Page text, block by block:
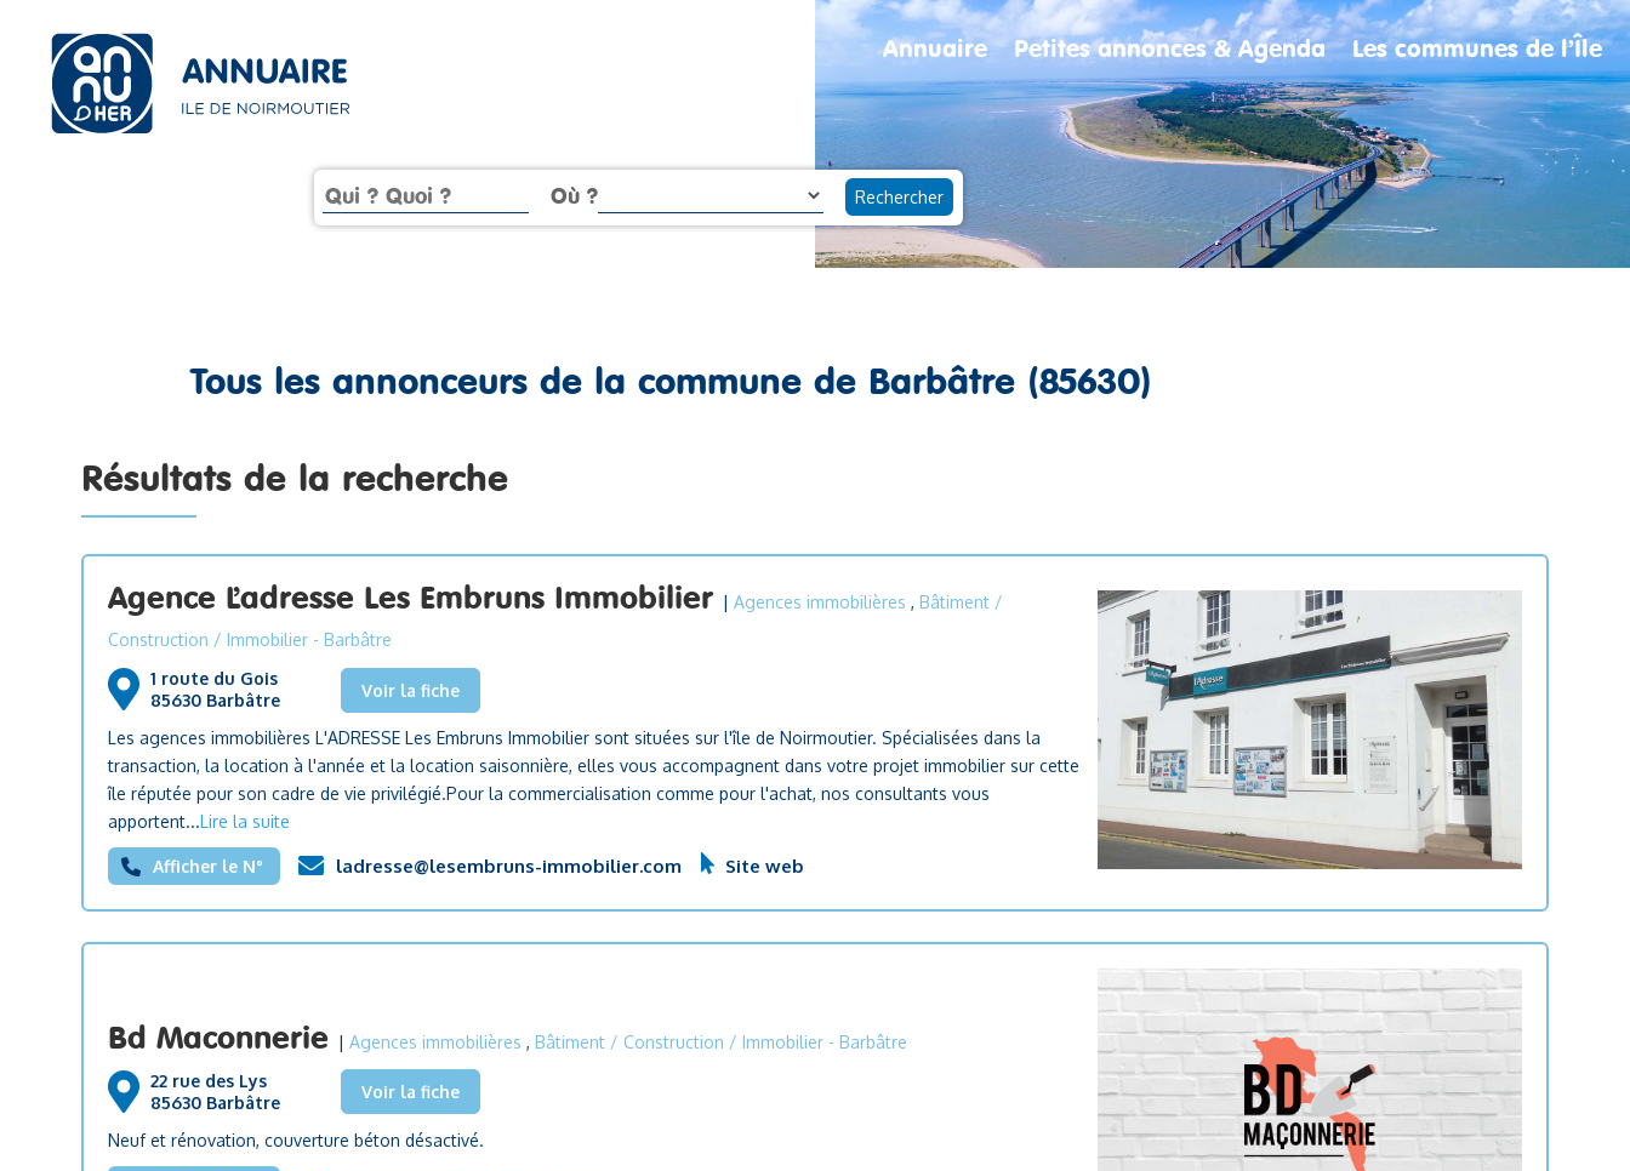
Annuaire Petites annonces & Agenda Les communes de l’Île
Où ?
Tous les annonceurs de la commune de Barbâtre (85630)
Résultats de la recherche
Agence L’adresse Les Embruns Immobilier |Agences immobilières ,Bâtiment /
Construction / Immobilier - Barbâtre
1 route du Gois
85630 Barbâtre
Voir la fiche
Les agences immobilières L'ADRESSE Les Embruns Immobilier sont situées sur l'île de Noirmoutier. Spécialisées dans la
transaction, la location à l'année et la location saisonnière, elles vous accompagnent dans votre projet immobilier sur cette
île réputée pour son cadre de vie privilégié.Pour la commercialisation comme pour l'achat, nos consultants vous
apportent...Lire la suite
Afficher le N° ladresse@lesembruns-immobilier.com Site web
Bd Maconnerie |Agences immobilières ,Bâtiment / Construction / Immobilier - Barbâtre
22 rue des Lys
85630 Barbâtre
Voir la fiche
Neuf et rénovation, couverture béton désactivé.